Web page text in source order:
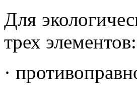
Для
трех элементов:
·